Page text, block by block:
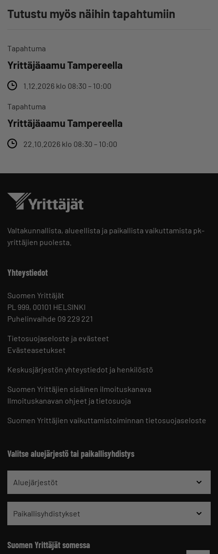
Tutustu myös näihin tapahtumiin
Tapahtuma
Yrittäjäaamu Tampereella
1.12.2026 klo 08:30 – 10:00
Tapahtuma
Yrittäjäaamu Tampereella
22.10.2026 klo 08:30 – 10:00
Valtakunnallista, alueellista ja paikallista vaikuttamista pk-
yrittäjien puolesta.
Yhteystiedot
Suomen Yrittäjät
PL 999, 00101 HELSINKI
Puhelinvaihde 09 229 221
Tietosuojaseloste ja evästeet
Evästeasetukset
Keskusjärjestön yhteystiedot ja henkilöstö
Suomen Yrittäjien sisäinen ilmoituskanava
Ilmoituskanavan ohjeet ja tietosuoja
Suomen Yrittäjien vaikuttamistoiminnan tietosuojaseloste
Valitse aluejärjestö tai paikallisyhdistys
Aluejärjestöt
Paikallisyhdistykset
Suomen Yrittäjät somessa